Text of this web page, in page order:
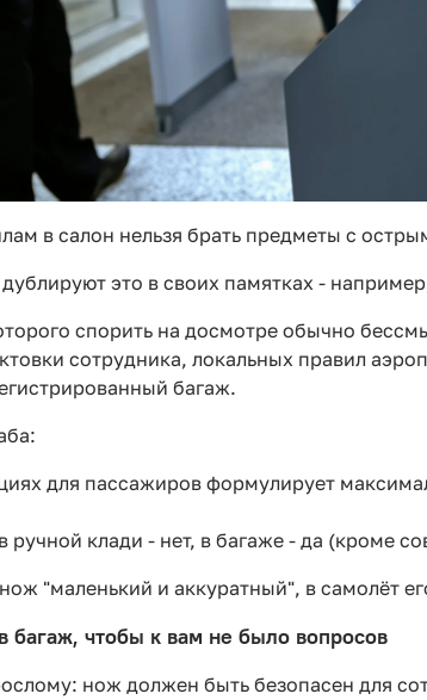
в салон нельзя брать предметы с
это в своих памятках -
спорить на досмотре обычно
сотрудника, локальных правил
багаж.
для пассажиров формулирует
клади - нет, в багаже - да (кроме
"маленький и аккуратный", в самолёт
багаж, чтобы к вам не было вопросов
нож должен быть безопасен для